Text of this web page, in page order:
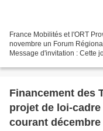
France Mobilités et l'ORT
novembre un Forum
Message d'invitation : Cette
Financement des
projet de loi-
courant